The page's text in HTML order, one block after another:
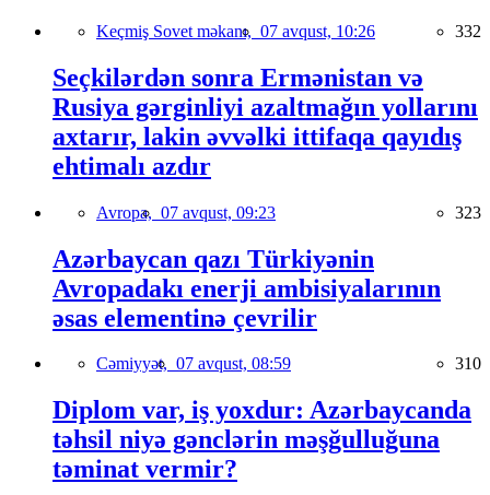
Keçmiş Sovet məkanı, 07 avqust, 10:26 332
Seçkilərdən sonra Ermənistan və
Rusiya gərginliyi azaltmağın yollarını
axtarır, lakin əvvəlki ittifaqa qayıdış
ehtimalı azdır
Avropa, 07 avqust, 09:23 323
Azərbaycan qazı Türkiyənin
Avropadakı enerji ambisiyalarının
əsas elementinə çevrilir
Cəmiyyət, 07 avqust, 08:59 310
Diplom var, iş yoxdur: Azərbaycanda
təhsil niyə gənclərin məşğulluğuna
təminat vermir?